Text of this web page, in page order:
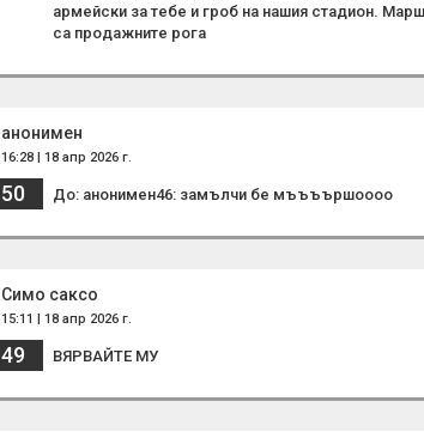
армейски за тебе и гроб на нашия стадион.
са продажните рога
анонимен
16:28 | 18 апр 2026 г.
50 До: анонимен46: замълчи бе мъъъършоооо
Симо саксо
15:11 | 18 апр 2026 г.
49 ВЯРВАЙТЕ МУ